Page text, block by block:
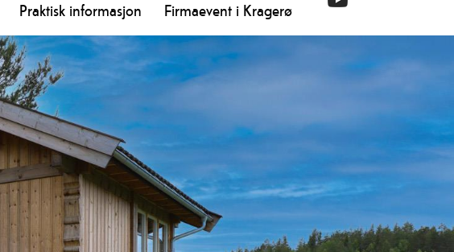
Praktisk informasjon Firmaevent i Kragerø